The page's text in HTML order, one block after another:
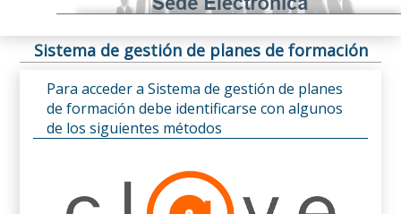
Sistema de gestión de planes de formación
Para acceder a Sistema de gestión de planes
de formación debe identificarse con algunos
de los siguientes métodos